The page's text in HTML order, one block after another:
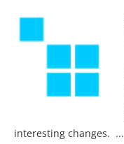
interesting changes. ...